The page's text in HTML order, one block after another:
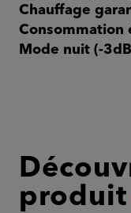
Chauffage
Consommation
Mode nuit (-
produit